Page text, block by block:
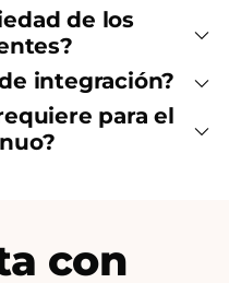
de los
integración?
para el
con